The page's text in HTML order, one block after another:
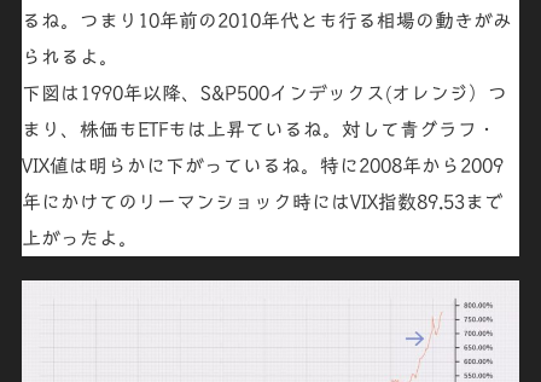
るね。つまり10年前の2010年代とも行る相場の動きがみ
られるよ。
下図は1990年以降、 S&P500インデックス(オレンジ）
つ
まり、株価もETFもは上昇ているね。対して青グラフ
・
VIX値は明らかに下がっているね 。特に2008年から2009
年にかけてのリーマンショック時にはVIX指数89.53まで
上がったよ。